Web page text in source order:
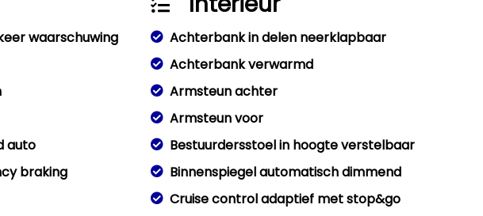
waarschuwing
auto
braking
Achterbank in delen neerklapbaar
Achterbank verwarmd
Armsteun achter
Armsteun voor
Bestuurdersstoel in hoogte verstelbaar
Binnenspiegel automatisch dimmend
Cruise control adaptief met stop&go